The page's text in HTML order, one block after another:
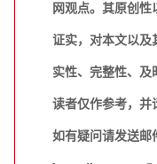
网观点。其原创
证实，对本文以及
实性、完整性、及
读者仅作参考，并
如有疑问请发送邮